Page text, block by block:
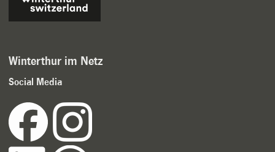
Winterthur im Netz
Social Media